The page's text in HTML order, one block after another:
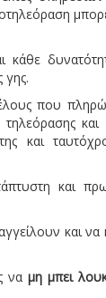
κάθε
γης.
που
και
και
και
ναμη μπει